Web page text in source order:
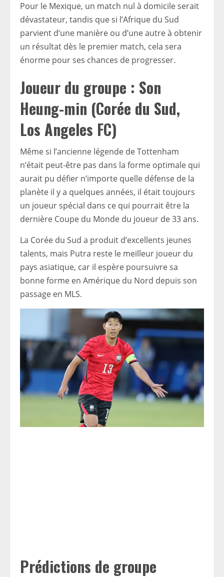
Pour le Mexique, un match nul à domicile serait
dévastateur, tandis que si l’Afrique du Sud
parvient d’une manière ou d’une autre à obtenir
un résultat dès le premier match, cela sera
énorme pour ses chances de progresser.
Joueur du groupe : Son
Heung-min (Corée du Sud,
Los Angeles FC)
Même si l’ancienne légende de Tottenham
n’était peut-être pas dans la forme optimale qui
aurait pu défier n’importe quelle défense de la
planète il y a quelques années, il était toujours
un joueur spécial dans ce qui pourrait être la
dernière Coupe du Monde du joueur de 33 ans.
La Corée du Sud a produit d’excellents jeunes
talents, mais Putra reste le meilleur joueur du
pays asiatique, car il espère poursuivre sa
bonne forme en Amérique du Nord depuis son
passage en MLS.
Prédictions de groupe